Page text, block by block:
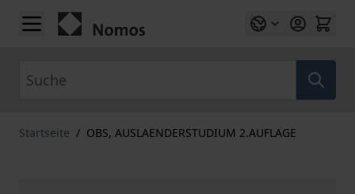
Zum Inhalt springen
Startseite / OBS, AUSLAENDERSTUDIUM 2.AUFLAGE